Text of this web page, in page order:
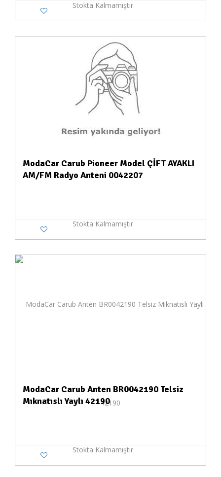
Stokta Kalmamıştır
ModaCar Carub Pioneer Model ÇİFT AYAKLI
AM/FM Radyo Anteni 0042207
Stokta Kalmamıştır
ModaCar Carub Anten BR0042190 Telsiz
Mıknatıslı Yaylı 42190
Stokta Kalmamıştır